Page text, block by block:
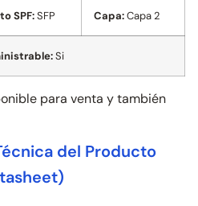
SPF:SFP Capa:Capa 2
Si
para venta y también
del Producto